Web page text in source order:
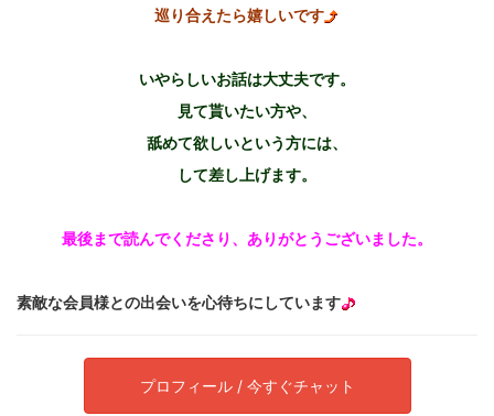
巡り合えたら嬉しいです
いやらしいお話は大丈夫です。
見て貰いたい方や、
舐めて欲しいという方には、
して差し上げます。
最後まで読んでくださり、ありがとうございました。
素敵な会員様との出会いを心待ちにしています
プロフィール / 今すぐチャット